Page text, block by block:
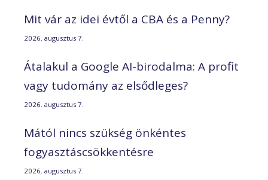
Mit vár az idei évtől a CBA és a Penny?
2026. augusztus 7.
Átalakul a Google AI-birodalma: A profit
vagy tudomány az elsődleges?
2026. augusztus 7.
Mától nincs szükség önkéntes
fogyasztáscsökkentésre
2026. augusztus 7.